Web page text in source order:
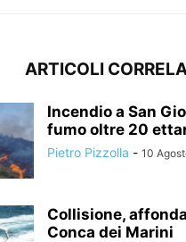
ARTICOLI
Incendio a San
fumo oltre 20
Pietro Pizzolla - 10
Collisione,
Conca dei Marini